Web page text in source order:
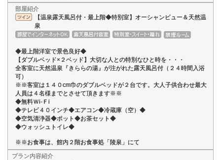
部屋紹介
【温泉露天風呂付・最上階◆特別室】オーシャンビュー＆天然温
泉
◆最上階洋室で景色良好◆
【ダブルベッド×２ベッド】大切な人との特別なひと時を・・・
全客室に天然温泉『きららの湯』が注がれた露天風呂付（２４時間入浴
可）
※※客室は１４０cm巾のダブルベッドが２台です。大人子供合わせ最大
人員は４名様までとさせて頂きます※※
◆無料Ｗi-Ｆi
◆テレビ４０インチ◆エアコン◆冷蔵庫（空）◆
◆空気清浄器◆ポット◆お茶セット◆
◆ウォッシュトイレ◆
※※お食事は、館内２階お食事処「陵泉」にて
プラン内容紹介